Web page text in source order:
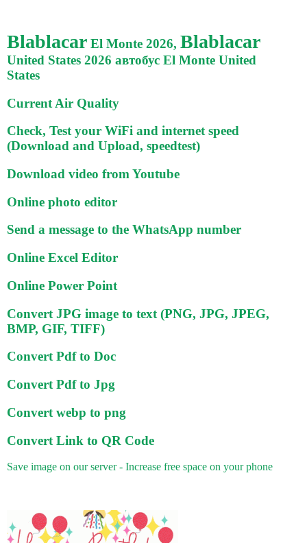
Blablacar El Monte 2026, Blablacar
United States 2026 автобус El Monte United
States
Current Air Quality
Check, Test your WiFi and internet speed
(Download and Upload, speedtest)
Download video from Youtube
Online photo editor
Send a message to the WhatsApp number
Online Excel Editor
Online Power Point
Convert JPG image to text (PNG, JPG, JPEG,
BMP, GIF, TIFF)
Convert Pdf to Doc
Convert Pdf to Jpg
Convert webp to png
Convert Link to QR Code
Save image on our server - Increase free space on your phone